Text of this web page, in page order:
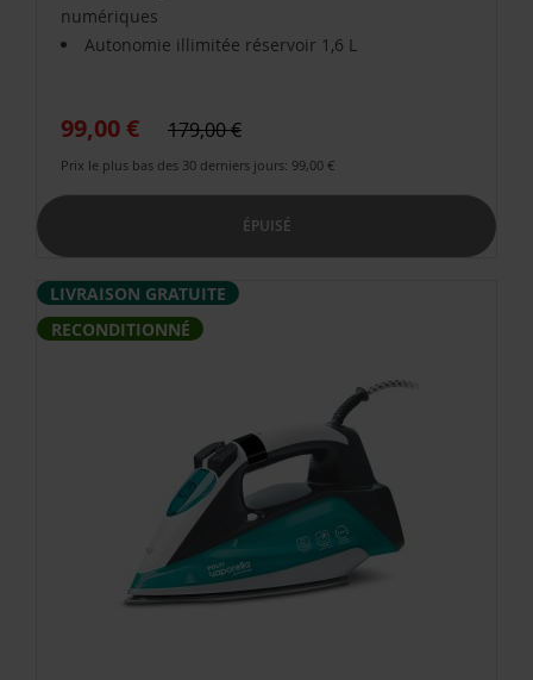
numériques
Autonomie illimitée réservoir 1,6 L
99,00 € 179,00 €
Prix le plus bas des 30 derniers jours: 99,00 €
ÉPUISÉ
LIVRAISON GRATUITE
RECONDITIONNÉ